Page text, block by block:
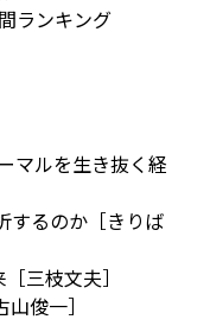
ランキング
マルを生き抜く経
するのか［きりば
三枝文夫］
俊一］